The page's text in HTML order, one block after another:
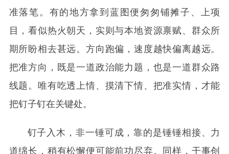
准落笔。有的地方拿到蓝图便匆匆铺摊子、上项
目，看似热火朝天，实则与本地资源禀赋、群众所
期所盼相去甚远。方向跑偏，速度越快偏离越远。
把准方向，既是一道政治能力题，也是一道群众路
线题。唯有吃透上情、摸清下情、把准实情，才能
把钉子钉在关键处。
钉子入木，非一锤可成，靠的是锤锤相接、力
道绵长，稍有松懈便可能前功尽弃。同样，干事创